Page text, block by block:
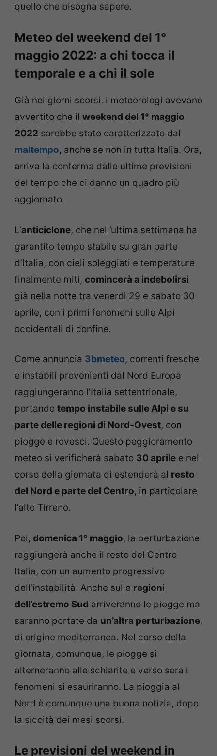
quello che bisogna sapere.
Meteo del weekend del 1°
maggio 2022: a chi tocca il
temporale e a chi il sole
Già nei giorni scorsi, i meteorologi avevano
avvertito che il weekend del 1° maggio
2022 sarebbe stato caratterizzato dal
maltempo, anche se non in tutta Italia. Ora,
arriva la conferma dalle ultime previsioni
del tempo che ci danno un quadro più
aggiornato.
L’anticiclone, che nell’ultima settimana ha
garantito tempo stabile su gran parte
d’Italia, con cieli soleggiati e temperature
finalmente miti, comincerà a indebolirsi
già nella notte tra venerdì 29 e sabato 30
aprile, con i primi fenomeni sulle Alpi
occidentali di confine.
Come annuncia 3bmeteo, correnti fresche
e instabili provenienti dal Nord Europa
raggiungeranno l’Italia settentrionale,
portando tempo instabile sulle Alpi e su
parte delle regioni di Nord-Ovest, con
piogge e rovesci. Questo peggioramento
meteo si verificherà sabato 30 aprile e nel
corso della giornata di estenderà al resto
del Nord e parte del Centro, in particolare
l’alto Tirreno.
Poi, domenica 1° maggio, la perturbazione
raggiungerà anche il resto del Centro
Italia, con un aumento progressivo
dell’instabilità. Anche sulle regioni
dell’estremo Sud arriveranno le piogge ma
saranno portate da un’altra perturbazione,
di origine mediterranea. Nel corso della
giornata, comunque, le piogge si
alterneranno alle schiarite e verso sera i
fenomeni si esauriranno. La pioggia al
Nord è comunque una buona notizia, dopo
la siccità dei mesi scorsi.
Le previsioni del weekend in